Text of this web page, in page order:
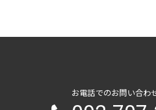
お電話でのお問い合わ